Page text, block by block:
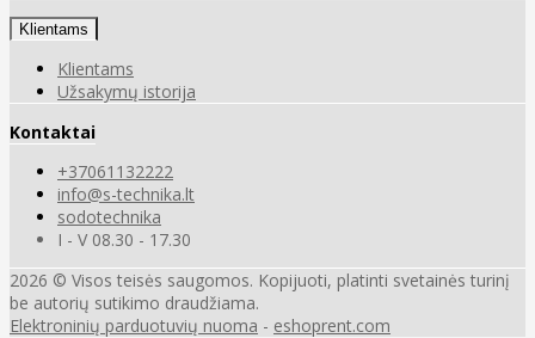
Klientams
Klientams
Užsakymų istorija
Kontaktai
+37061132222
info@s-technika.lt
sodotechnika
I - V 08.30 - 17.30
2026 © Visos teisės saugomos. Kopijuoti, platinti svetainės turinį
be autorių sutikimo draudžiama.
Elektroninių parduotuvių nuoma - eshoprent.com